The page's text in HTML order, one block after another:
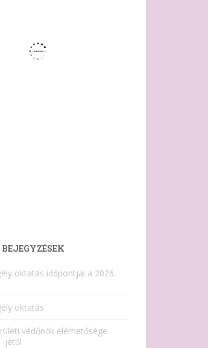
oktatás időpontjai a 2026.
oktatás
védőnők elérhetősége
jétől